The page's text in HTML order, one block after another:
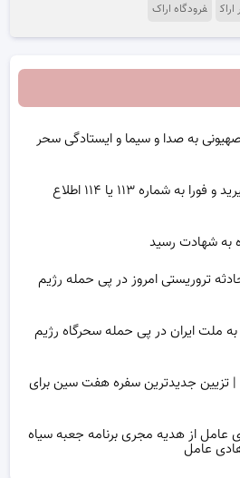
فرودگاه اراک
به صدا و سیما و ایستادگی سحر
مواردی که باید جدی بگیرید و فورا به شماره ۱۱۳ یا ۱۱۴ اطلاع
به شهادت رسید
تروریستی امروز در پی حمله رژیم
ملت ایران در پی حمله سحرگاه رژیم
جدیدترین سفره هفت سین برای
عامل از هدیه مجری برنامه جعبه سیاه
عامل